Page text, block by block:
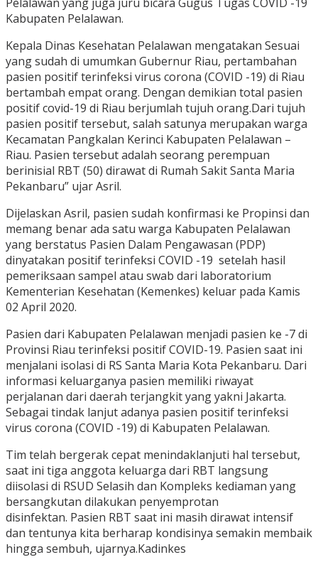
Kabupaten Pelalawan.
Kepala Dinas Kesehatan Pelalawan mengatakan Sesuai
yang sudah di umumkan Gubernur Riau, pertambahan
pasien positif terinfeksi virus corona (COVID -19) di Riau
bertambah empat orang. Dengan demikian total pasien
positif covid-19 di Riau berjumlah tujuh orang.Dari tujuh
pasien positif tersebut, salah satunya merupakan warga
Kecamatan Pangkalan Kerinci Kabupaten Pelalawan –
Riau. Pasien tersebut adalah seorang perempuan
berinisial RBT (50) dirawat di Rumah Sakit Santa Maria
Pekanbaru” ujar Asril.
Dijelaskan Asril, pasien sudah konfirmasi ke Propinsi dan
memang benar ada satu warga Kabupaten Pelalawan
yang berstatus Pasien Dalam Pengawasan (PDP)
dinyatakan positif terinfeksi COVID -19 setelah hasil
pemeriksaan sampel atau swab dari laboratorium
Kementerian Kesehatan (Kemenkes) keluar pada Kamis
02 April 2020.
Pasien dari Kabupaten Pelalawan menjadi pasien ke -7 di
Provinsi Riau terinfeksi positif COVID-19. Pasien saat ini
menjalani isolasi di RS Santa Maria Kota Pekanbaru. Dari
informasi keluarganya pasien memiliki riwayat
perjalanan dari daerah terjangkit yang yakni Jakarta.
Sebagai tindak lanjut adanya pasien positif terinfeksi
virus corona (COVID -19) di Kabupaten Pelalawan.
Tim telah bergerak cepat menindaklanjuti hal tersebut,
saat ini tiga anggota keluarga dari RBT langsung
diisolasi di RSUD Selasih dan Kompleks kediaman yang
bersangkutan dilakukan penyemprotan
disinfektan. Pasien RBT saat ini masih dirawat intensif
dan tentunya kita berharap kondisinya semakin membaik
hingga sembuh, ujarnya.Kadinkes